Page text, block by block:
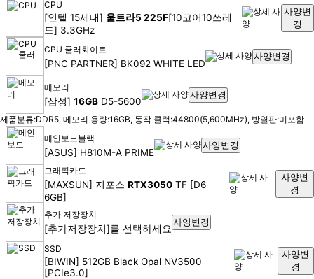
CPU
[인텔 15세대] 울트라5 225F[10코어10쓰레
드] 3.3GHz
사양변
경
CPU 쿨러화이트
[PNC PARTNER] BK092 WHITE LED
사양변경
메모리
[삼성] 16GB D5-5600
사양변경
제품분류:DDR5, 메모리 용량:16GB, 동작 클럭:44800(5,600MHz), 방열판:미포함
메인보드 블랙
[ASUS] H810M-A PRIME
사양변경
그래픽카드
[MAXSUN] 지포스 RTX3050 TF [D6
6GB]
사양변
경
추가 저장장치
[추가저장장치]를 선택하세요
사양변경
SSD
[BIWIN] 512GB Black Opal NV3500
[PCIe3.0]
사양변
경